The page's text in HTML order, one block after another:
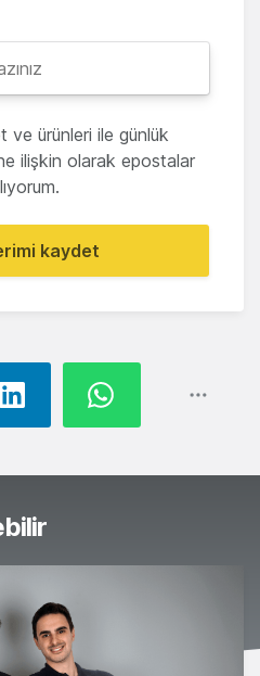
ve ürünleri ile günlük
ilişkin olarak epostalar
kaydet